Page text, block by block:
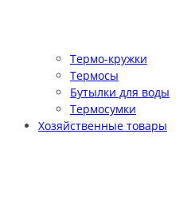
Термо-кружки
Термосы
Бутылки для воды
Термосумки
Хозяйственные товары